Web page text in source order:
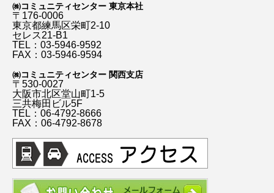
㈱コミュニティセンター 東京本社
〒176-0006
東京都練馬区栄町2-10
セレス21-B1
TEL：03-5946-9592
FAX：03-5946-9594
㈱コミュニティセンター 関西支店
〒530-0027
大阪市北区堂山町1-5
三共梅田ビル5F
TEL：06-4792-8666
FAX：06-4792-8678